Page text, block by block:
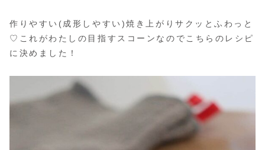
作りやすい(成形しやすい)焼き上がりサクッとふわっと
♡これがわたしの目指すスコーンなのでこちらのレシピ
に決めました！